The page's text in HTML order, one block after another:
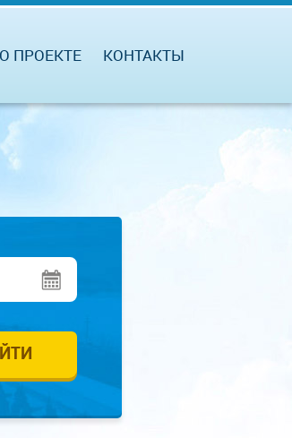
О ПРОЕКТЕ КОНТАКТЫ